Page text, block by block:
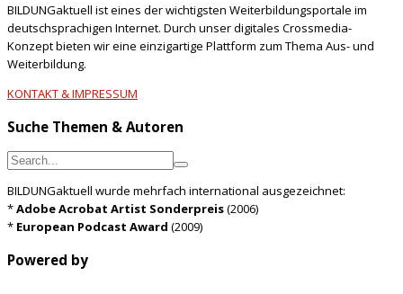
BILDUNGaktuell ist eines der wichtigsten Weiterbildungsportale im
deutschsprachigen Internet. Durch unser digitales Crossmedia-
Konzept bieten wir eine einzigartige Plattform zum Thema Aus- und
Weiterbildung.
KONTAKT & IMPRESSUM
Suche Themen & Autoren
BILDUNGaktuell wurde mehrfach international ausgezeichnet:
*Adobe Acrobat Artist Sonderpreis(2006)
* European Podcast Award (2009)
Powered by